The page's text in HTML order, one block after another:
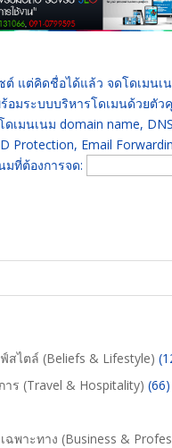
ต์ แต่คิดชื่อได้แล้ว จดโดเมนเ
อมระบบบริหารโดเมนด้วยตัว
เมนเนม domain name, DNS
Protection, Email
มที่ต้องการจด:
สไตล์ (Beliefs & Lifestyle)
าร (Travel & Hospitality) (66)
ฉพาะทาง (Business &